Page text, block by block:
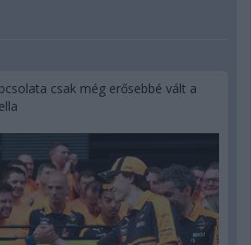
csak még erősebbé vált a